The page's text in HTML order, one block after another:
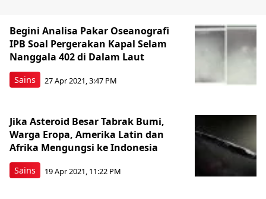
Sains
Begini Analisa Pakar Oseanografi
IPB Soal Pergerakan Kapal Selam
Nanggala 402 di Dalam Laut
27 Apr 2021, 3:47 PM
Sains
Jika Asteroid Besar Tabrak Bumi,
Warga Eropa, Amerika Latin dan
Afrika Mengungsi ke Indonesia
19 Apr 2021, 11:22 PM